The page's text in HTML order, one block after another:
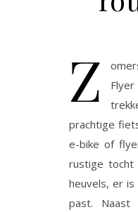
Z
prachtige
e-bike of
rustige
heuvels, er
past. Naast